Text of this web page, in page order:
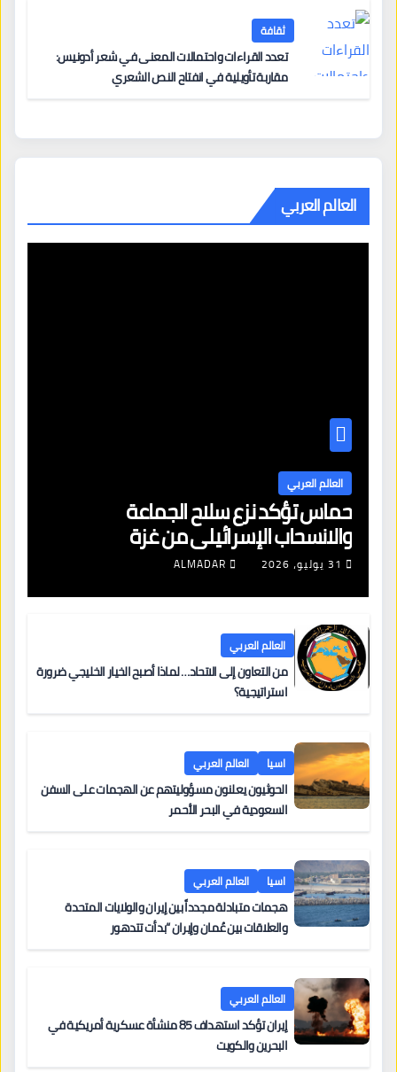
ثقافة
تعدد القراءات واحتمالات المعنى في شعر أدونيس:
مقاربة تأويلية في انفتاح النص الشعري
العالم العربي
العالم العربي
حماس تؤكد نزع سلاح الجماعة
والانسحاب الإسرائيلي من غزة
31 يوليو، 2026 ALMADAR
العالم العربي
من التعاون إلى الاتحاد… لماذا أصبح الخيار الخليجي ضرورة
استراتيجية؟
اسيا العالم العربي
الحوثيون يعلنون مسؤوليتهم عن الهجمات على السفن
السعودية في البحر الأحمر
اسيا العالم العربي
هجمات متبادلة مجدداً بين إيران والولايات المتحدة
والعلاقات بين عُمان وإيران “بدأت تتدهور
العالم العربي
إيران تؤكد استهداف 85 منشأة عسكرية أمريكية في
البحرين والكويت